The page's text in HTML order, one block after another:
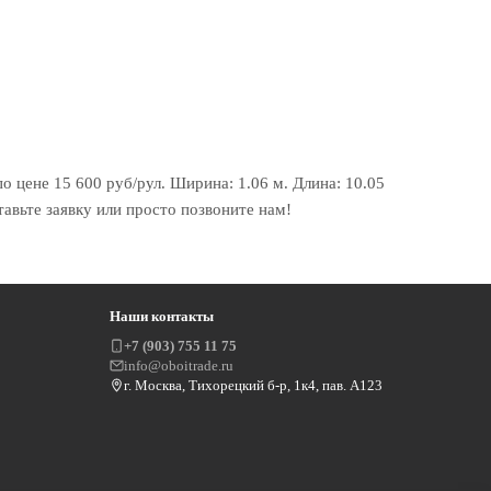
цене 15 600 руб/рул. Ширина: 1.06 м. Длина: 10.05
заявку или просто позвоните нам!
Наши контакты
+7 (903) 755 11 75
info@oboitrade.ru
г. Москва, Тихорецкий б-р, 1к4, пав. А123